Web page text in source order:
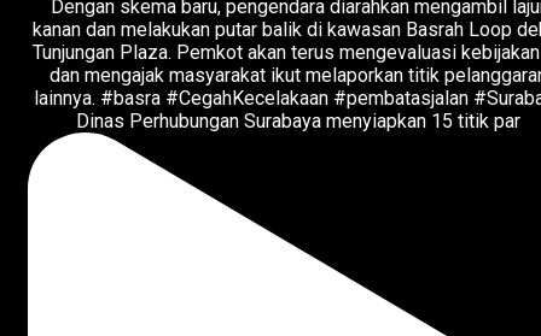
Dinas Perhubungan Surabaya menyiapkan 15 titik par